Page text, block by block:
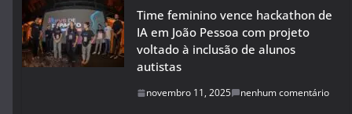
Time feminino vence hackathon de
IA em João Pessoa com projeto
voltado à inclusão de alunos
autistas
novembro 11, 2025 nenhum comentário